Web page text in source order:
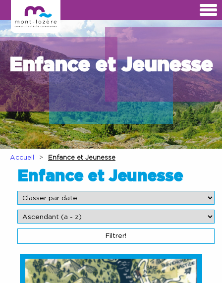
Enfance et Jeunesse
Accueil Enfance et Jeunesse
Enfance et Jeunesse